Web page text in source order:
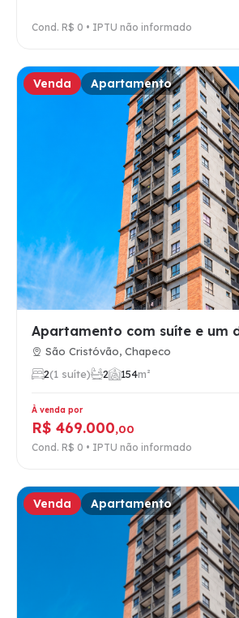
Cond. R$ 0 • IPTU não informado
Venda Apartamento
São Cristóvão, Chapeco
2(1 suíte) 2 154m²
À venda por
R$ 469.000,00
Cond. R$ 0 • IPTU não informado
Venda Apartamento